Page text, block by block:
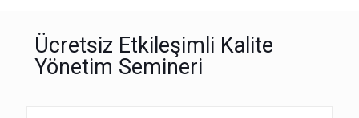
Ücretsiz Etkileşimli Kalite
Yönetim Semineri